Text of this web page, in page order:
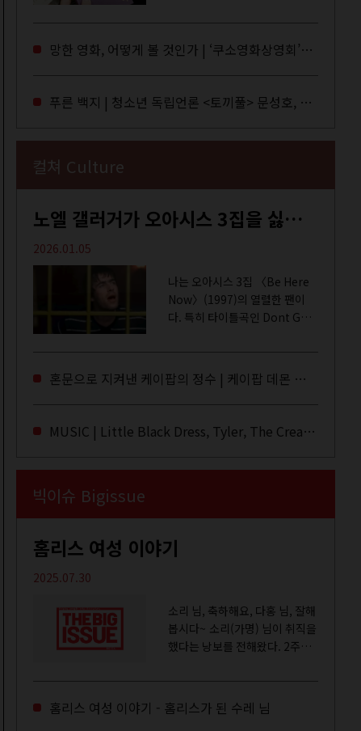
고 MD들의 고민 끝에 세상 밖으
로 나온 종이 잡지 어떤(otton).
망한 영화, 어떻게 볼 것인가 | ‘쿠소영화상영회’와 ‘가자미’의 이야기
푸른 백지 | 청소년 독립언론 <토끼풀> 문성호, 서부건
컬쳐 Culture
노엘 갤러거가 오아시스 3집을 싫어하는 이유 | DEFINITELY MAYBE, AGAIN
2026.01.05
나는 오아시스 3집 〈Be Here
Now〉(1997)의 열렬한 팬이
다. 특히 타이틀곡인 Dont Go
라이브·데모·부틀렉을 합쳐 3만
번 이상은 듣지 않았나 싶다. 이
혼문으로 지켜낸 케이팝의 정수 | 케이팝 데몬 헌터스
MUSIC | Little Black Dress, Tyler, The Creator, Essie Jain
빅이슈 Bigissue
홈리스 여성 이야기
2025.07.30
소리 님, 축하해요, 다홍 님, 잘해
봅시다~ 소리(가명) 님이 취직을
했다는 낭보를 전해왔다. 2주일
하고, 저 오늘이 마지막이에요,
이렇게 인사를 하고 가셨던...
홈리스 여성 이야기 - 홈리스가 된 수레 님